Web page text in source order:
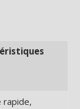
rapide,